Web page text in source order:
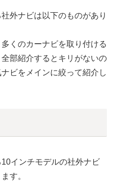
外ナビは以下のものがあり
くのカーナビを取り付ける
部紹介するとキリがないの
ビをメインに絞って紹介し
インチモデルの社外ナビ
す。